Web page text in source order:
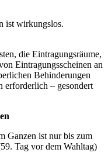
ist wirkungslos.
die Eintragungsräume,
Eintragungsscheinen an
Behinderungen
erforderlich – gesondert
Ganzen ist nur bis zum
Tag vor dem Wahltag)